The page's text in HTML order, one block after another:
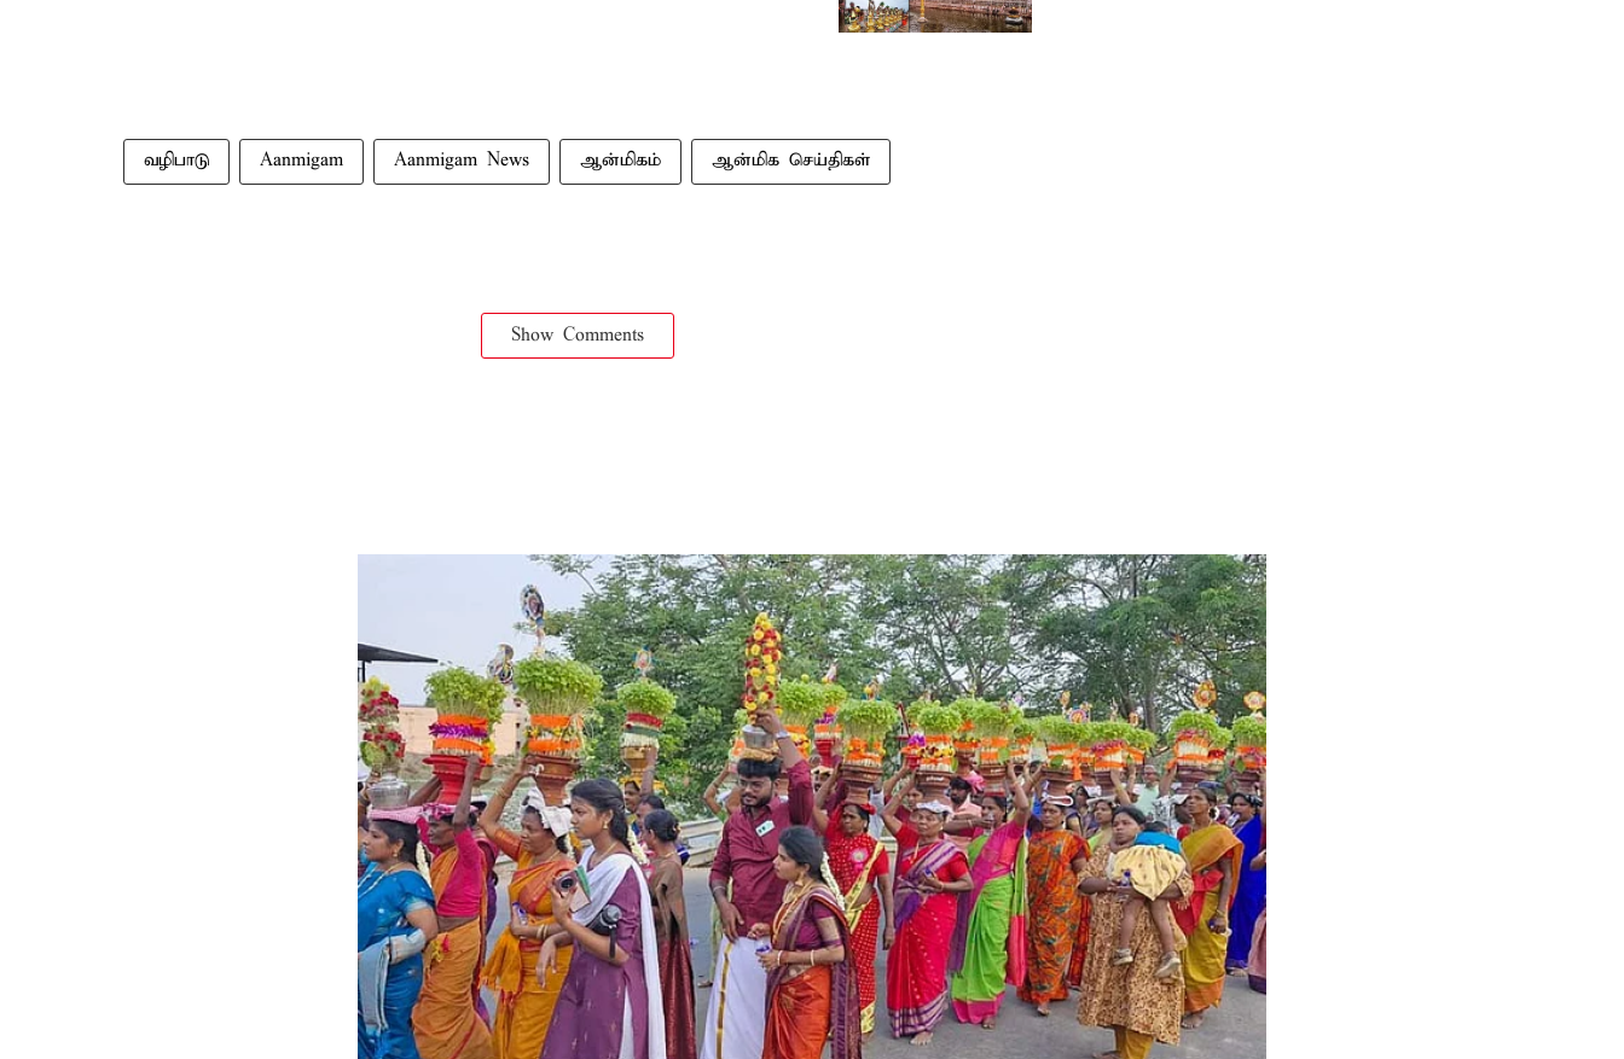
வழிபாடு Aanmigam Aanmigam News ஆன்மிகம் ஆன்மிக செய்திகள்
Show Comments